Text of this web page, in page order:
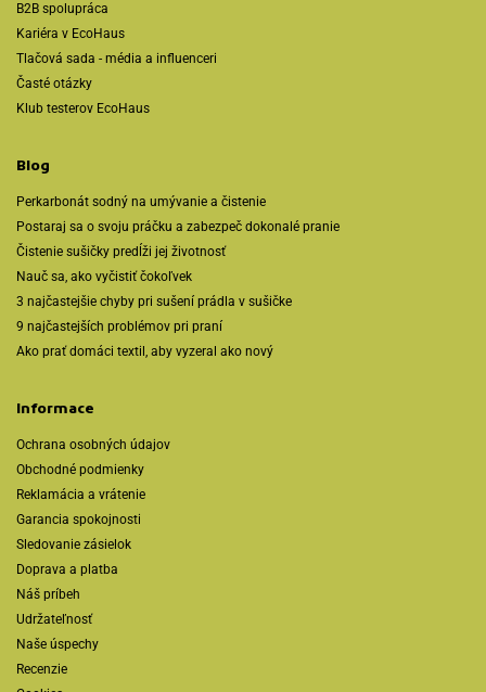
B2B spolupráca
Kariéra v EcoHaus
Tlačová sada - média a influenceri
Časté otázky
Klub testerov EcoHaus
Blog
Perkarbonát sodný na umývanie a čistenie
Postaraj sa o svoju práčku a zabezpeč dokonalé pranie
Čistenie sušičky predĺži jej životnosť
Nauč sa, ako vyčistiť čokoľvek
3 najčastejšie chyby pri sušení prádla v sušičke
9 najčastejších problémov pri praní
Ako prať domáci textil, aby vyzeral ako nový
Informace
Ochrana osobných údajov
Obchodné podmienky
Reklamácia a vrátenie
Garancia spokojnosti
Sledovanie zásielok
Doprava a platba
Náš príbeh
Udržateľnosť
Naše úspechy
Recenzie